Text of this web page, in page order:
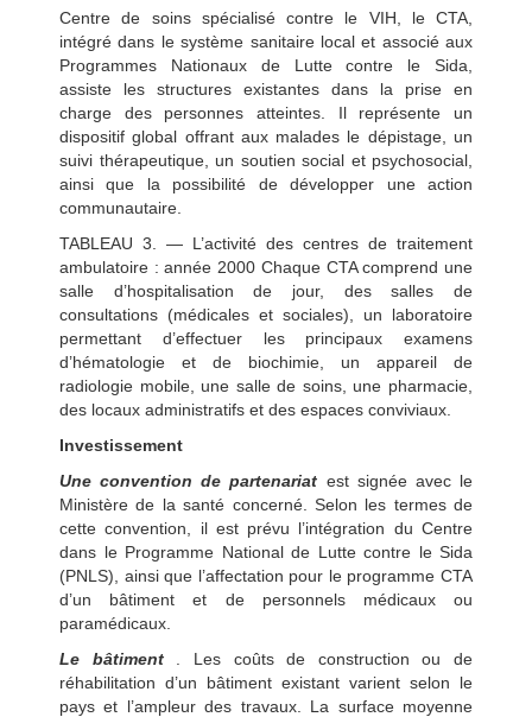
Centre de soins spécialisé contre le VIH, le CTA,
intégré dans le système sanitaire local et associé aux
Programmes Nationaux de Lutte contre le Sida,
assiste les structures existantes dans la prise en
charge des personnes atteintes. Il représente un
dispositif global offrant aux malades le dépistage, un
suivi thérapeutique, un soutien social et psychosocial,
ainsi que la possibilité de développer une action
communautaire.
TABLEAU 3. — L’activité des centres de traitement
ambulatoire : année 2000 Chaque CTA comprend une
salle d’hospitalisation de jour, des salles de
consultations (médicales et sociales), un laboratoire
permettant d’effectuer les principaux examens
d’hématologie et de biochimie, un appareil de
radiologie mobile, une salle de soins, une pharmacie,
des locaux administratifs et des espaces conviviaux.
Investissement
Une convention de partenariat est signée avec le
Ministère de la santé concerné. Selon les termes de
cette convention, il est prévu l’intégration du Centre
dans le Programme National de Lutte contre le Sida
(PNLS), ainsi que l’affectation pour le programme CTA
d’un bâtiment et de personnels médicaux ou
paramédicaux.
Le bâtiment. Les coûts de construction ou de
réhabilitation d’un bâtiment existant varient selon le
pays et l’ampleur des travaux. La surface moyenne